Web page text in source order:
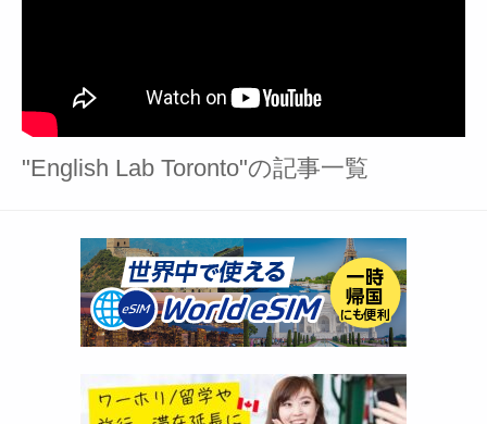
"English Lab Toronto"の記事一覧